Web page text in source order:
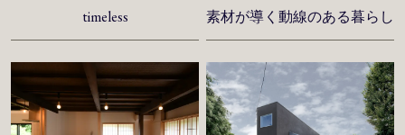
timeless 素材が導く動線のある暮らし